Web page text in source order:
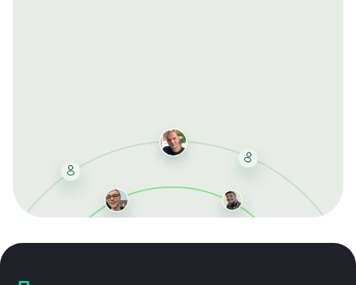
bei jeder Bestellung, erhalten schnelle Lieferung und